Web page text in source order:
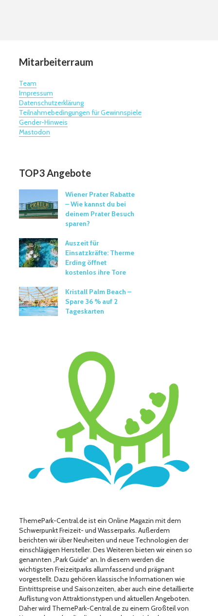
Mitarbeiterraum
Team
Impressum
Datenschutzerklärung
Teilnahmebedingungen für Gewinnspiele
Gender-Hinweis
Mastodon
TOP3 Angebote
Wiener Prater Rabatte
– Wie kannst du bei
deinem Prater Besuch
sparen?
Auszeit für
Einsatzkräfte: Therme
Erding öffnet
kostenlos ihre Tore
Kristall Palm Beach –
Spare 36 % auf 2
Tageskarten
ThemePark-Central.de ist ein Online Magazin mit dem
Schwerpunkt Freizeit- und Wasserparks. Außerdem
berichten wir über Neuheiten und neue Technologien der
einschlägigen Hersteller. Des Weiteren bieten wir einen so
genannten „Park Guide“ an. In diesem werden die
wichtigsten Freizeitparks allumfassend und prägnant
vorgestellt. Dazu gehören klassische Informationen wie
Eintrittspreise und Saisonzeiten, aber auch eine detaillierte
Auflistung von Attraktionstypen und aktuellen Angeboten.
Daher wird ThemePark-Central.de zu einem Großteil von